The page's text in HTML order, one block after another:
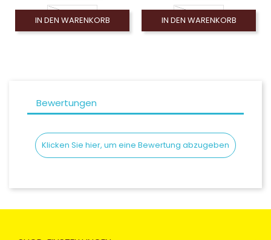
Dual pack
IN DEN WARENKORB
Dual pack
IN DEN WARENKORB
Bewertungen
Klicken Sie hier, um eine Bewertung abzugeben